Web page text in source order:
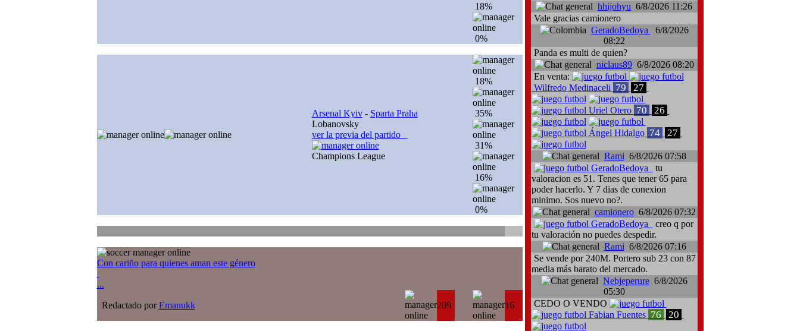
18%
0%
Arsenal Kyiv- Sparta Praha
Lobanovsky
ver la previa del partido
Champions League
18%
35%
31%
16%
0%
Con cariño para quienes aman este género
...
Redactado porEmanukk 209 16
hhijohyu 6/8/2026 11:26
Vale gracias camionero
GeradoBedoya
6/8/2026
08:22
Panda es multi de quien?
niclaus896/8/2026 08:20
En venta:
Wilfredo Medinaceli 79 27
Uriel Otero 70 26
Ángel Hidalgo 74 27
Rami 6/8/2026 07:58
GeradoBedoya
tu
valoracion es 51. Tenes que tener 65 para
poder hacerlo. Y 7 dias de conexion
minimo. Sos nuevo no?.
camionero6/8/2026 07:32
GeradoBedoya
creo q por
tu valoración no puedes despedir.
Rami 6/8/2026 07:16
Se vende por 240M. Portero sub 23 con 87
media más barato del mercado.
Nebjeperure6/8/2026
05:30
CEDO O VENDO
Fabian Fuentes 76 20